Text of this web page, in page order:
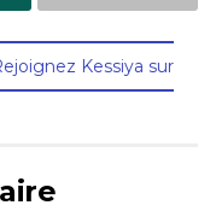
Kessiya sur